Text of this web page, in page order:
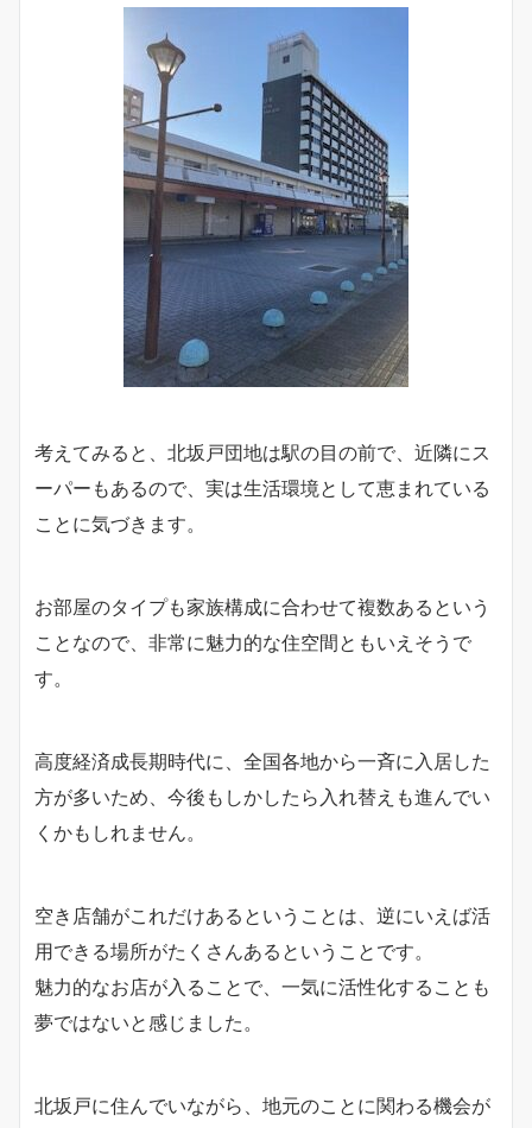
考えてみると、北坂戸団地は駅の目の前で、近隣にス
ーパーもあるので、実は生活環境として恵まれている
ことに気づきます。
お部屋のタイプも家族構成に合わせて複数あるという
ことなので、非常に魅力的な住空間ともいえそうで
す。
高度経済成長期時代に、全国各地から一斉に入居した
方が多いため、今後もしかしたら入れ替えも進んでい
くかもしれません。
空き店舗がこれだけあるということは、逆にいえば活
用できる場所がたくさんあるということです。
魅力的なお店が入ることで、一気に活性化することも
夢ではないと感じました。
北坂戸に住んでいながら、地元のことに関わる機会が